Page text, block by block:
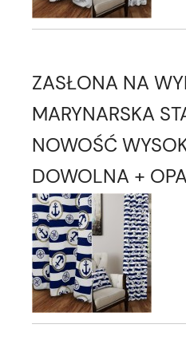
ZASŁONA NA
MARYNARSKA
NOWOŚĆ
DOWOLNA +